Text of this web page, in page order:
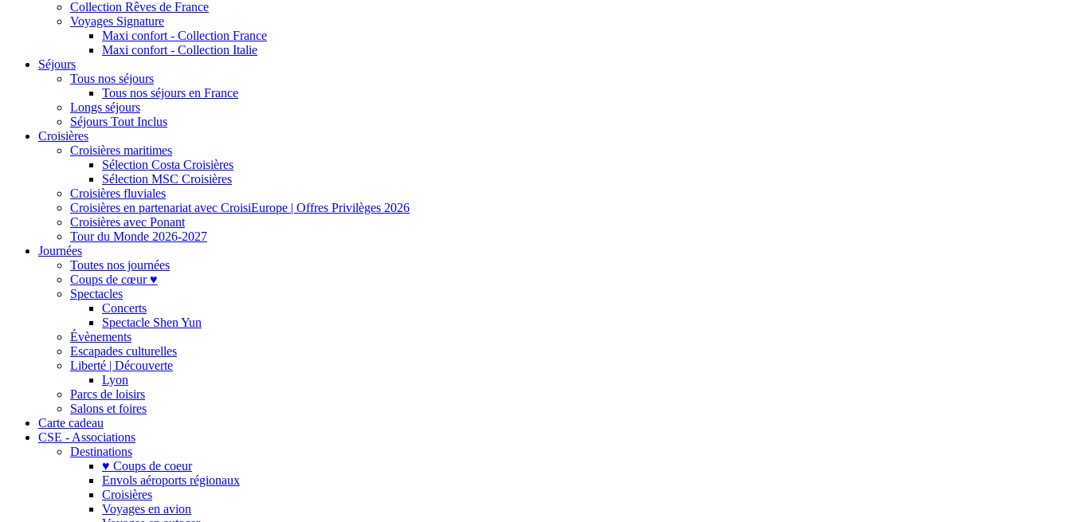
Collection Rêves de France
Voyages Signature
Maxi confort - Collection France
Maxi confort - Collection Italie
Séjours
Tous nos séjours
Tous nos séjours en France
Longs séjours
Séjours Tout Inclus
Croisières
Croisières maritimes
Sélection Costa Croisières
Sélection MSC Croisières
Croisières fluviales
Croisières en partenariat avec CroisiEurope | Offres Privilèges 2026
Croisières avec Ponant
Tour du Monde 2026-2027
Journées
Toutes nos journées
Coups de cœur ♥
Spectacles
Concerts
Spectacle Shen Yun
Évènements
Escapades culturelles
Liberté | Découverte
Lyon
Parcs de loisirs
Salons et foires
Carte cadeau
CSE - Associations
Destinations
♥ Coups de coeur
Envols aéroports régionaux
Croisières
Voyages en avion